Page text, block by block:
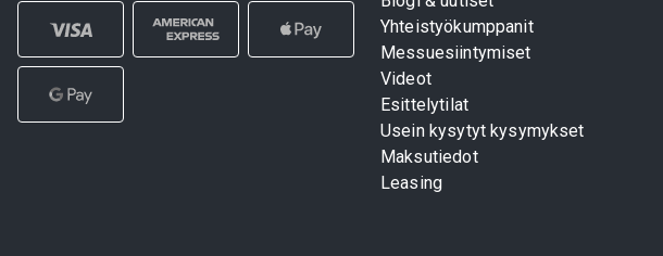
Yhteistyökumppanit
Messuesiintymiset
Videot
Esittelytilat
Usein kysytyt kysymykset
Maksutiedot
Leasing